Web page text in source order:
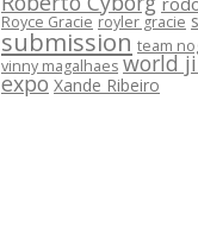
Royce Gracie royler gracie
submission team
vinny magalhaes world
expo Xande Ribeiro